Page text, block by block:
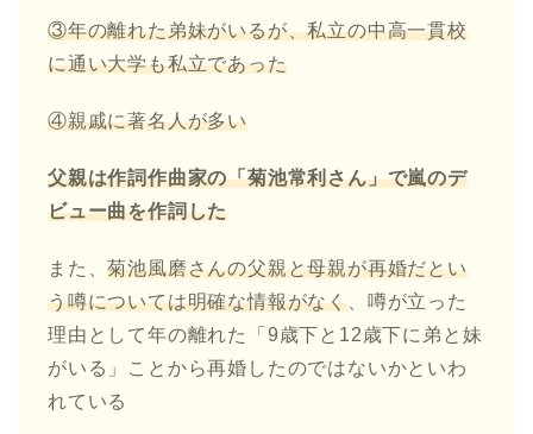
③年の離れた弟妹がいるが、私立の中高一貫校
に通い大学も私立であった
④親戚に著名人が多い
父親は作詞作曲家の「菊池常利さん」で嵐のデ
ビュー曲を作詞した
また、菊池風磨さんの父親と母親が再婚だとい
う噂については明確な情報がなく 、噂が立った
理由として年の離れた「9歳下と12歳下に弟と妹
がいる」ことから再婚したのではないかといわ
れている